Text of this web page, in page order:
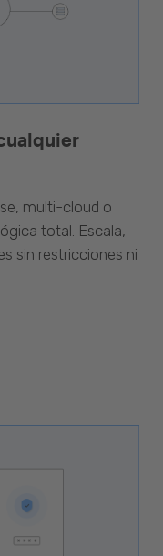
multi-cloud o
total. Escala,
sin restricciones ni